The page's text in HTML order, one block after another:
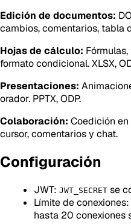
Edición de documentos:
cambios, comentarios, tabla
Hojas de cálculo:
formato condicional. XLSX,
Presentaciones:
orador. PPTX, ODP.
Colaboración: Coedición
cursor, comentarios y chat.
Configuración
JWT: JWT_SECRET se
Límite de
hasta 20 conexiones